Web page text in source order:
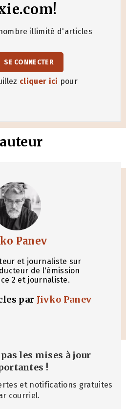
illimité d'articles
SE CONNECTER
cliquer ici pour
Panev
et journaliste sur
de l'émission
2 et journaliste.
par Jivko Panev
les mises à jour
!
et notifications gratuites
courriel.